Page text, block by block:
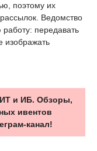
поэтому их
Ведомство
передавать
изображать
и ИБ. Обзоры,
ивентов
канал!